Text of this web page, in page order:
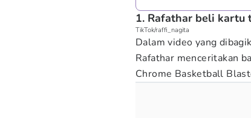
1. Rafathar beli kartu
TikTok/raffi_nagita
Dalam video yang
Rafathar menceritakan
Chrome Basketball